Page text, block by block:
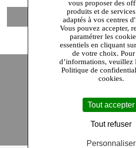
Créer un compte
Click and collect
vous proposer des
produits et de
adaptés à vos centres
Vous pouvez accepter,
paramétrer les
essentiels en cliquant
de votre choix.
d’informations, veuillez
Politique de
cookies.
Tout accepter
Tout refuser
Personnaliser